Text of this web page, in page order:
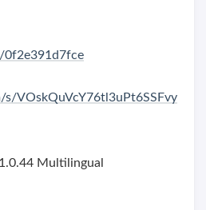
0f2e391d7fce
s/VOskQuVcY76tl3uPt6SSFvy
Multilingual